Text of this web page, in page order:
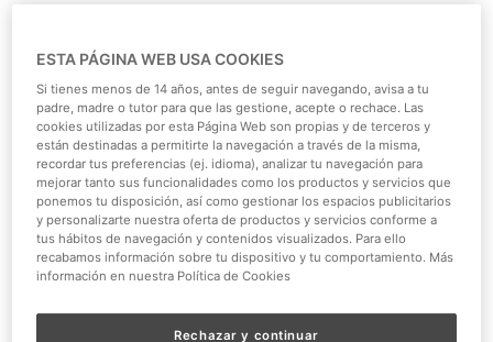
pronósticos y la esperanza de vida de esta especie que,
Cuando se han cumplido, este mes de enero, seis años
de su llegada a Faunia, esta pingüinobarbijoronda ya la
treintena y presume de un excelente estado de salud
que se refleja en su analíticas. A pesar de que una
escoliosis curva su espalda, haciéndola popularmente
conocida como Chepi , y unas cataratas le impiden una
visión nítida, la podemos ver nadar y comer espadín, su
manjar preferido, de la mano de sus cuidadores, único
los demás.
ESTA PÁGINA WEB USA COOKIES
Si tienes menos de 14 años, antes de seguir navegando, avisa a tu
padre, madre o tutor para que las gestione, acepte o rechace. Las
cookies utilizadas por esta Página Web son propias y de terceros y
están destinadas a permitirte la navegación a través de la misma,
recordar tus preferencias (ej. idioma), analizar tu navegación para
mejorar tanto sus funcionalidades como los productos y servicios que
ponemos tu disposición, así como gestionar los espacios publicitarios
y personalizarte nuestra oferta de productos y servicios conforme a
tus hábitos de navegación y contenidos visualizados. Para ello
recabamos información sobre tu dispositivo y tu comportamiento. Más
información en nuestra Política de Cookies
Rechazar y continuar